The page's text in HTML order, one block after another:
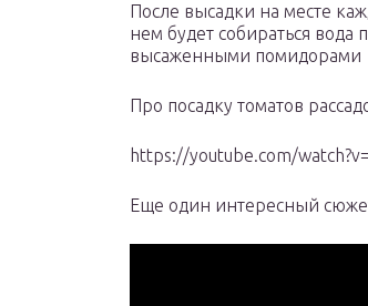
После высадки на месте
нем будет собираться вода
высаженными помидорами
Про посадку томатов
https://youtube.com/
Еще один интересный